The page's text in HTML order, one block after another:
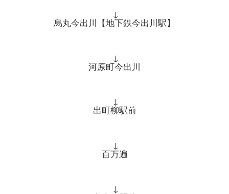
↓
烏丸今出川【地下鉄今出川駅】
↓
河原町今出川
↓
出町柳駅前
↓
百万遍
↓